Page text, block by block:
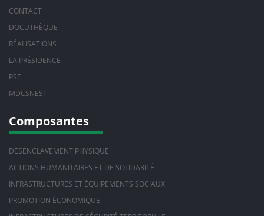
CONTACT
DOCUTHÈQUE
RÉALISATIONS
LA PRÉSIDENCE
PSE
MDCSNEST
Composantes
DÉSENCLAVEMENT PHYSIQUE
ACTIONS HUMANITAIRES ET DE SOLIDARITÉ
INFRASTRUCTURES ET ÉQUIPEMENTS SOCIAUX
PROMOTION ÉCONOMIQUE